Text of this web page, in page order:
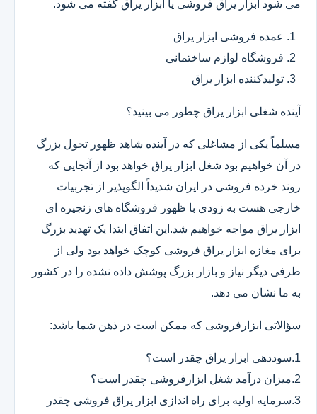
می شود ابزار یراق فروشی یا ابزار یراق گفته می شود.
عمده فروشی ابزار یراق
فروشگاه لوازم ساختمانی
تولیدکننده ابزار یراق
آینده شغلی ابزار یراق چطور می بینید؟
مسلماً یکی از مشاغلی که در آینده شاهد ظهور تحول بزرگ
در آن خواهیم بود شغل ابزار یراق خواهد بود از آنجایی که
روند خرده فروشی در ایران شدیداً الگوپذیر از تجربیات
خارجی هست به زودی با ظهور فروشگاه های زنجیره ای
ابزار یراق مواجه خواهیم شد.این اتفاق ابتدا یک تهدید بزرگ
برای مغازه ابزار یراق فروشی کوچک خواهد بود ولی از
طرفی دیگر نیاز و بازار بزرگ پوشش داده نشده را در کشور
به ما نشان می دهد.
سؤالاتی ابزارفروشی که ممکن است در ذهن شما باشد:
1.سوددهی ابزار یراق چقدر است؟
2.میزان درآمد شغل ابزارفروشی چقدر است؟
3.سرمایه اولیه برای راه اندازی ابزار یراق فروشی چقدر